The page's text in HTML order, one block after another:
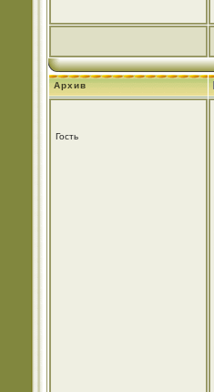
Архив
Гость